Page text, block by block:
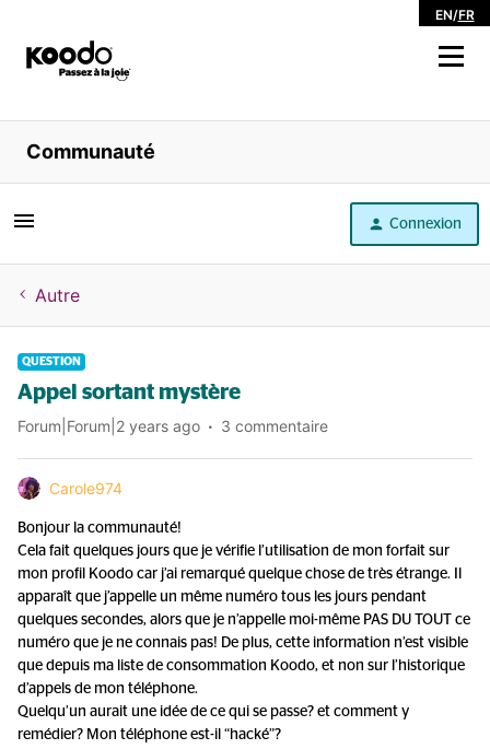
EN/FR
Magasiner
Libre service
Aide
Communauté
Connexion
Autre
QUESTION
Appel sortant mystère
Forum|Forum|2 years ago 3 commentaire
Carole974
Bonjour la communauté!
Cela fait quelques jours que je vérifie l’utilisation de mon forfait sur
mon profil Koodo car j’ai remarqué quelque chose de très étrange. Il
apparaît que j’appelle un même numéro tous les jours pendant
quelques secondes, alors que je n’appelle moi-même PAS DU TOUT ce
numéro que je ne connais pas! De plus, cette information n’est visible
que depuis ma liste de consommation Koodo, et non sur l’historique
d’appels de mon téléphone.
Quelqu’un aurait une idée de ce qui se passe? et comment y
remédier? Mon téléphone est-il “hacké”?